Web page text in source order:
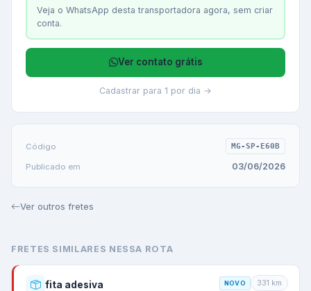
Veja o WhatsApp desta transportadora agora, sem criar
conta.
Ver contato grátis
Cadastrar para 1 por dia →
Código MG-SP-E60B
Publicado em 03/06/2026
Ver outros fretes
FRETES SIMILARES NESSA ROTA
fita adesiva NOVO 331 km